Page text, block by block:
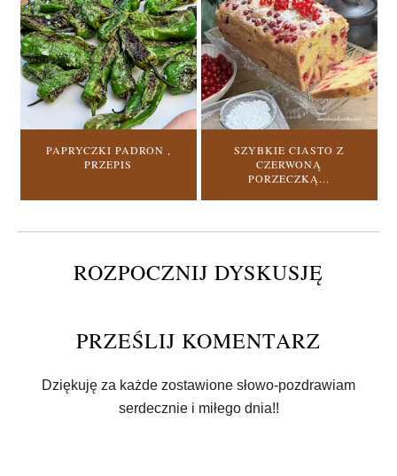
PAPRYCZKI PADRON ,
PRZEPIS
SZYBKIE CIASTO Z
CZERWONĄ
PORZECZKĄ...
ROZPOCZNIJ DYSKUSJĘ
PRZEŚLIJ KOMENTARZ
Dziękuję za każde zostawione słowo-pozdrawiam
serdecznie i miłego dnia!!